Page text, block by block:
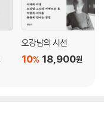
오강남의 시선
18,900원
10%